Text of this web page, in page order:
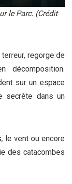
le Parc. (Crédit
regorge de
décomposition.
sur un espace
secrète dans un
le vent ou encore
des catacombes